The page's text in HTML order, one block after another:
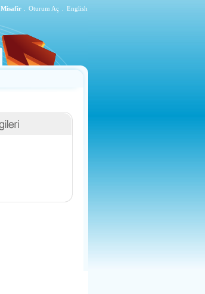
Misafir Oturum Aç English